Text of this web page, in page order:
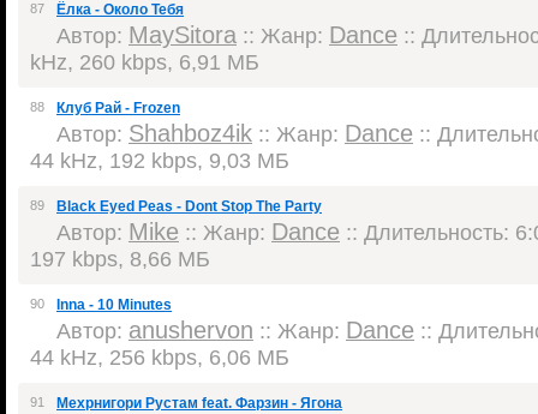
87 Ёлка - Около Тебя
Автор: MaySitora :: Жанр: Dance ::
kHz, 260 kbps, 6,91 МБ
88 Клуб Рай - Frozen
Автор: Shahboz4ik :: Жанр: Dance ::
44 kHz, 192 kbps, 9,03 МБ
89 Black Eyed Peas - Dont Stop The Party
Автор: Mike :: Жанр: Dance :: Длительность:
197 kbps, 8,66 МБ
90 Inna - 10 Minutes
Автор: anushervon :: Жанр: Dance ::
44 kHz, 256 kbps, 6,06 МБ
91 Мехрнигори Рустам feat. Фарзин - Ягона